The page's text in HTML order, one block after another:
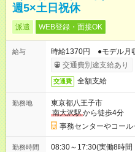
週5×土日祝休
派遣 WEB登録・面接OK
給与
時給1370円 ●モデル月
交通費別途支給あり
交通費 全額支給
勤務地
東京都八王子市
南大沢駅から徒歩4分
事務センターやコー
勤務時間 08:30～17:30(実働8時